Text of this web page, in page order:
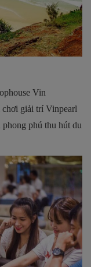
Vin
chơi giải trí Vinpearl
phú thu hút du